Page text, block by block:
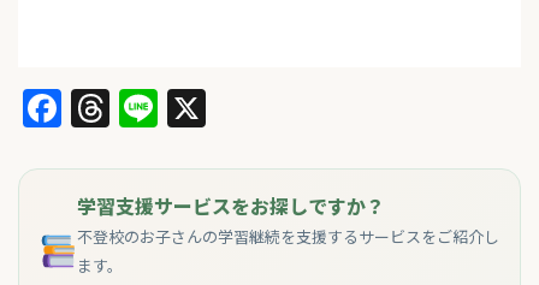
Facebook
Threads
Line
学習支援サービスをお探しですか？
不登校のお子さんの学習継続を支援するサービスをご紹介し
ます。